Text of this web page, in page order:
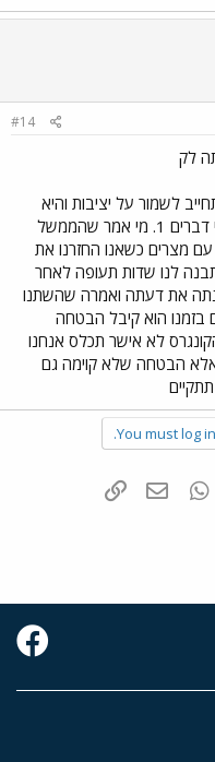
#14
לק
לשמור על יציבות והיא
תשלם רציתי להזכיר לציבור היקר שני דברים 1. מי אמר שהממשל
השלום עם מצרים כשאנו החזרנו את
לנו שדות תעופה לאחר
את דעתה ואמרה שהשתנו
החזיר 400 מחבלים בזמנו הוא קיבל הבטחה
לא אישר תכלס אנחנו
אלא הבטחה שלא קוימה גם
You must log
WhatsAppדואר אלקטרוני